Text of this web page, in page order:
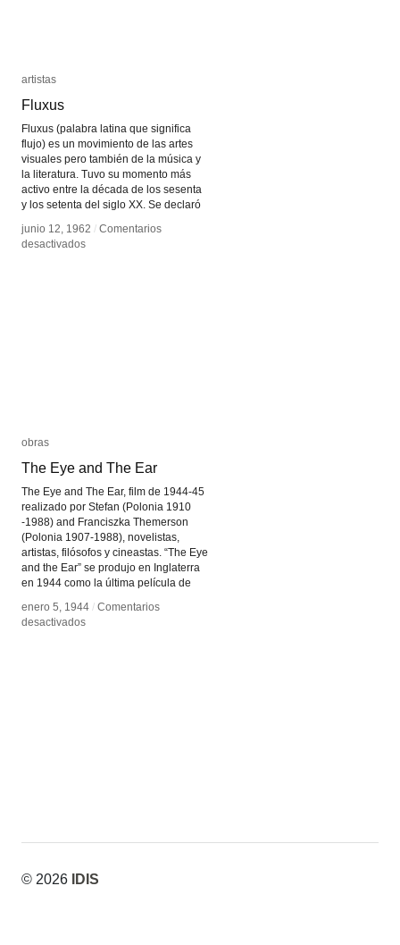
artistas
Fluxus
Fluxus (palabra latina que significa
flujo) es un movimiento de las artes
visuales pero también de la música y
la literatura. Tuvo su momento más
activo entre la década de los sesenta
y los setenta del siglo XX. Se declaró
junio 12, 1962 / Comentarios
desactivadosen
artistas
Fluxus
junio 12, 1962 / Comentarios
desactivadosen
obras
The Eye and The Ear
The Eye and The Ear, film de 1944-45
realizado por Stefan (Polonia 1910
-1988) and Franciszka Themerson
(Polonia 1907-1988), novelistas,
artistas, filósofos y cineastas. “The Eye
and the Ear” se produjo en Inglaterra
en 1944 como la última película de
enero 5, 1944 / Comentarios
desactivadosen
obras
The Eye and The Ear
enero 5, 1944 / Comentarios
desactivadosen
© 2026 IDIS